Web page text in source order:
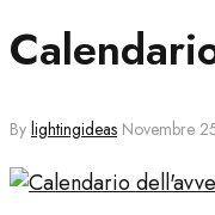
By lightingideas Novembre